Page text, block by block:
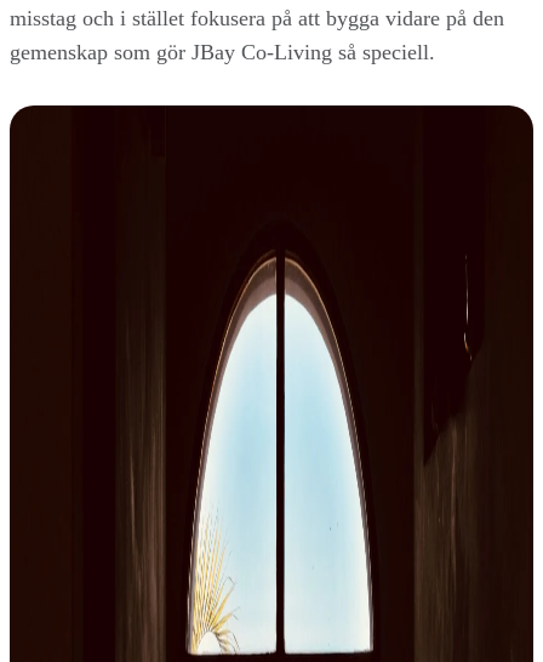
misstag och i stället fokusera på att bygga vidare på den
gemenskap som gör JBay Co-Living så speciell.